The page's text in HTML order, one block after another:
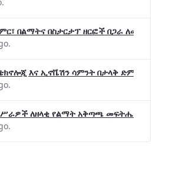
በልማትና በስታርታፕ ዘርፎች በጋራ ለመስራት መከሩ፡፡
ቴክኖሎጂ እና ኢኖቬሽን ሳምንት በታላቅ ድምቀት
ሥራዎች ለዘላቂ የልማት አቅጣጫ መፍትሔ ጠቋሚ